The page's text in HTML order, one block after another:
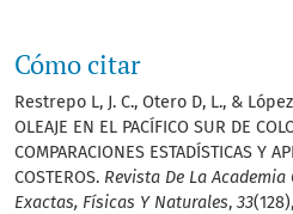
Cómo citar
Restrepo L, J. C., Otero D, L., &
OLEAJE EN EL PACÍFICO SUR DE
COMPARACIONES ESTADÍSTICAS Y
COSTEROS. Revista De La
Exactas, Físicas Y Naturales, 33